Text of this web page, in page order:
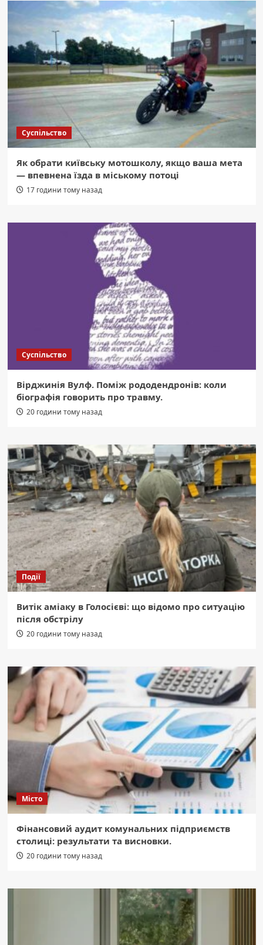
Суспільство
Як обрати київську мотошколу, якщо ваша мета
— впевнена їзда в міському потоці
17 години тому назад
Суспільство
Вірджинія Вулф. Поміж рододендронів: коли
біографія говорить про травму.
20 години тому назад
Події
Витік аміаку в Голосієві: що відомо про ситуацію
після обстрілу
20 години тому назад
Місто
Фінансовий аудит комунальних підприємств
столиці: результати та висновки.
20 години тому назад